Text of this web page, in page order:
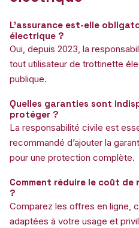
L’assurance est-elle
électrique ?
Oui, depuis 2023, la
tout utilisateur de trottinette
publique.
Quelles garanties sont
protéger ?
La responsabilité civile est
recommandé d’ajouter la
pour une protection complète.
Comment réduire le coût
?
Comparez les offres en ligne,
adaptées à votre usage et